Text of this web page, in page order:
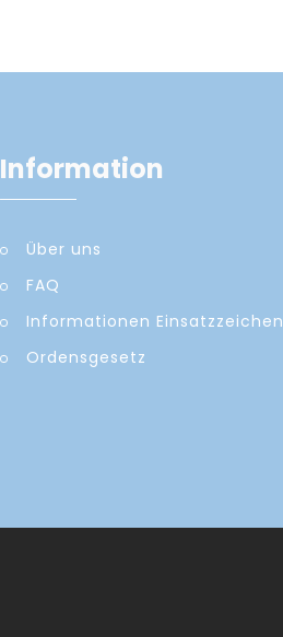
Information
Über uns
FAQ
Informationen Einsatzzeichen
Ordensgesetz